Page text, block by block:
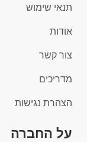
תנאי שימוש
אודות
צור קשר
מדריכים
הצהרת נגישות
על החברה